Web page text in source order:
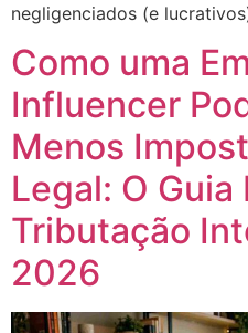
negligenciados (e
Como uma
Influencer
Menos
Legal: O
Tributação
2026